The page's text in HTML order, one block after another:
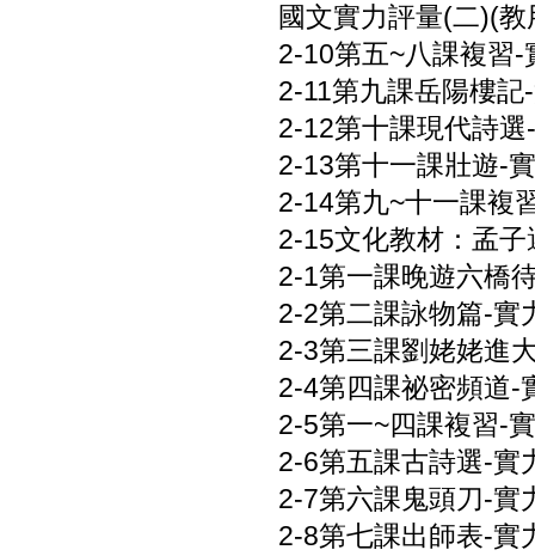
國文實力評量(二)(教
2-10第五~八課複習
2-11第九課岳陽樓
2-12第十課現代詩
2-13第十一課壯遊-
2-14第九~十一課複
2-15文化教材：孟
2-1第一課晚遊六橋
2-2第二課詠物篇-實
2-3第三課劉姥姥進
2-4第四課祕密頻道-
2-5第一~四課複習-
2-6第五課古詩選-實
2-7第六課鬼頭刀-實
2-8第七課出師表-實